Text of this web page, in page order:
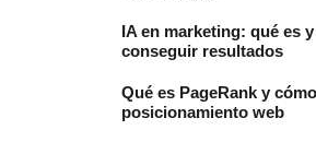
IA en marketing: qué es
conseguir resultados
Qué es PageRank y
posicionamiento web